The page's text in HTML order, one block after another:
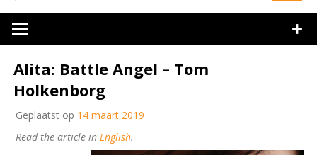
Alita: Battle Angel – Tom
Holkenborg
Geplaatst op 14 maart 2019
Read the article in English.